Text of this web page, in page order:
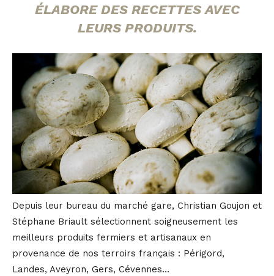
ÉLABORE DES RECETTES AVEC
LEURS PRODUITS.
Depuis leur bureau du marché gare, Christian Goujon et
Stéphane Briault sélectionnent soigneusement les
meilleurs produits fermiers et artisanaux en
provenance de nos terroirs français : Périgord,
Landes, Aveyron, Gers, Cévennes…